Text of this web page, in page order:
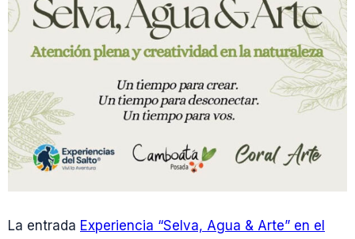
La entrada Experiencia “Selva, Agua & Arte” en el